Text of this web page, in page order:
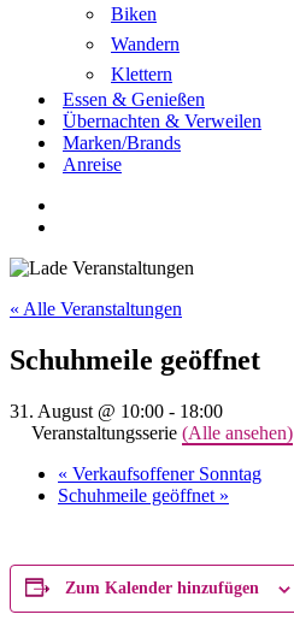
Biken
Wandern
Klettern
Essen & Genießen
Übernachten & Verweilen
Marken/Brands
Anreise
« Alle Veranstaltungen
Schuhmeile geöffnet
31. August @ 10:00 - 18:00
Veranstaltungsserie (Alle ansehen)
« Verkaufsoffener Sonntag
Schuhmeile geöffnet »
Zum Kalender hinzufügen